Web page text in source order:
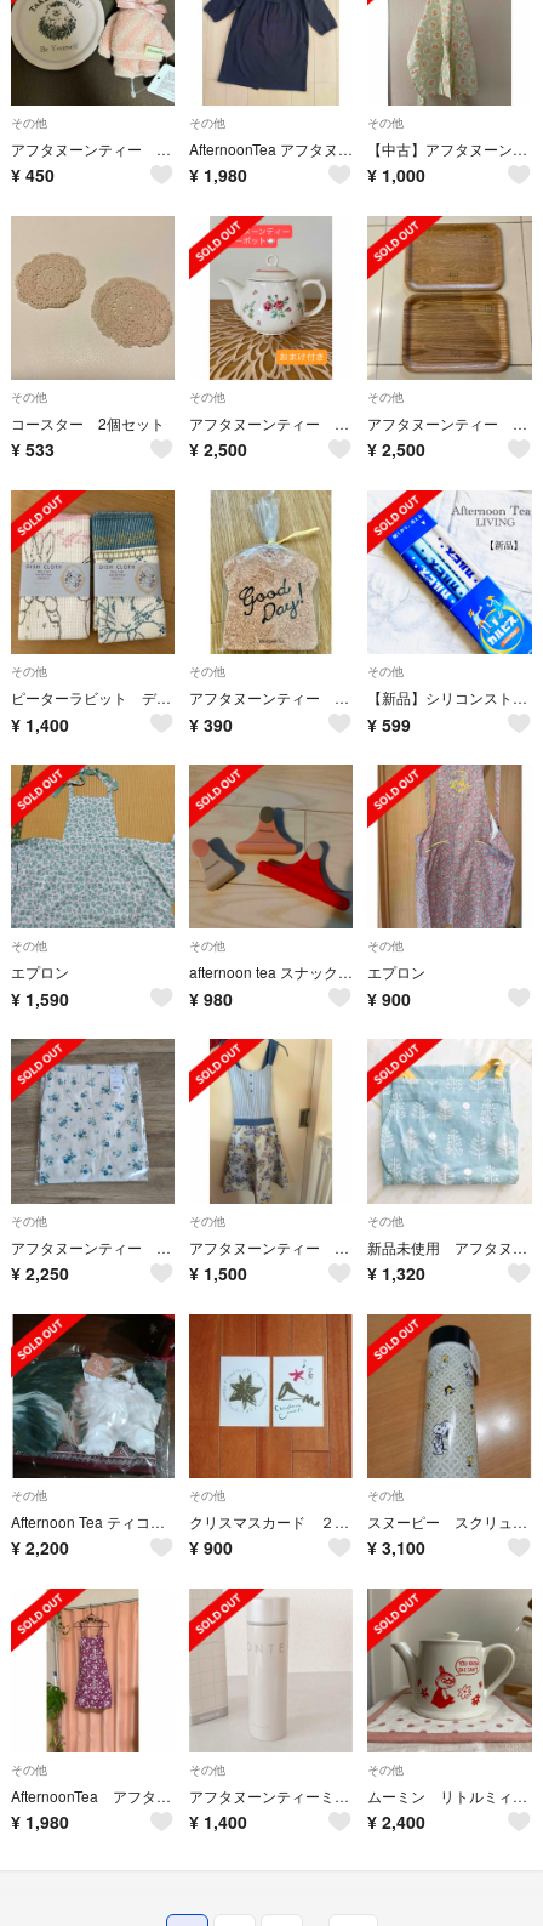
その他
アフタヌーンティー コースター ハンドタオル
¥ 450
その他
AfternoonTea アフタヌーンティ かっぽう着 ブラック 新品タグ付き
¥ 1,980
その他
【中古】アフタヌーンティー エプロン
¥ 1,000
その他
コースター 2個セット
¥ 533
その他
アフタヌーンティー ティーポット
¥ 2,500
その他
アフタヌーンティー 木製トレー
¥ 2,500
その他
ピーターラビット ディッシュクロス キッチンクロス
¥ 1,400
その他
アフタヌーンティー コルク風コースター 4枚セット
¥ 390
その他
【新品】シリコンストロー アフタヌーンティー リビング カルピス コラボ 洗える
¥ 599
その他
エプロン
¥ 1,590
その他
afternoon tea スナッククリップ ストック袋止め✨
¥ 980
その他
エプロン
¥ 900
その他
アフタヌーンティー フラワープリント綿麻エプロン
¥ 2,250
その他
アフタヌーンティー エプロン
¥ 1,500
その他
新品未使用 アフタヌーンティー エプロン
¥ 1,320
その他
Afternoon Tea ティコージー
¥ 2,200
その他
クリスマスカード ２枚セット Afternoon Tea Sazaby
¥ 900
その他
スヌーピー スクリューボトル
¥ 3,100
その他
AfternoonTea アフタヌーンティ 小花柄 ワンピースエプロン
¥ 1,980
その他
アフタヌーンティーミニステンルスボトル
¥ 1,400
その他
ムーミン リトルミィ ティーポット
¥ 2,400